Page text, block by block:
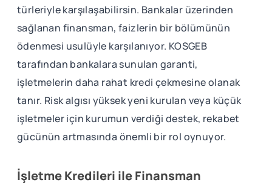
türleriyle karşılaşabilirsin. Bankalar üzerinden
sağlanan finansman, faizlerin bir bölümünün
ödenmesi usulüyle karşılanıyor. KOSGEB
tarafından bankalara sunulan garanti,
işletmelerin daha rahat kredi çekmesine olanak
tanır. Risk algısı yüksek yeni kurulan veya küçük
işletmeler için kurumun verdiği destek, rekabet
gücünün artmasında önemli bir rol oynuyor.
İşletme Kredileri ile Finansman